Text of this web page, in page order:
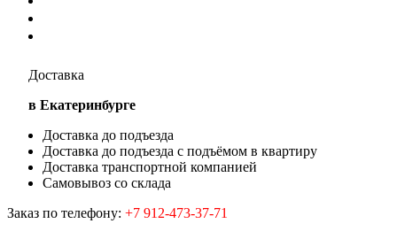
Доставка
в Екатеринбурге
Доставка до подъезда
Доставка до подъезда с подъёмом в квартиру
Доставка транспортной компанией
Самовывоз со склада
Заказ по телефону: +7 912-473-37-71